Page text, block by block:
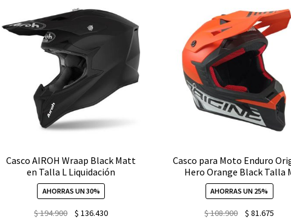
Casco AIROH Wraap Black Matt
en Talla L Liquidación
AHORRAS UN 30%
$194.900
El$ 136.430El
Casco para Moto Enduro
Hero Orange Black Talla
AHORRAS UN 25%
$108.900
El$ 81.675